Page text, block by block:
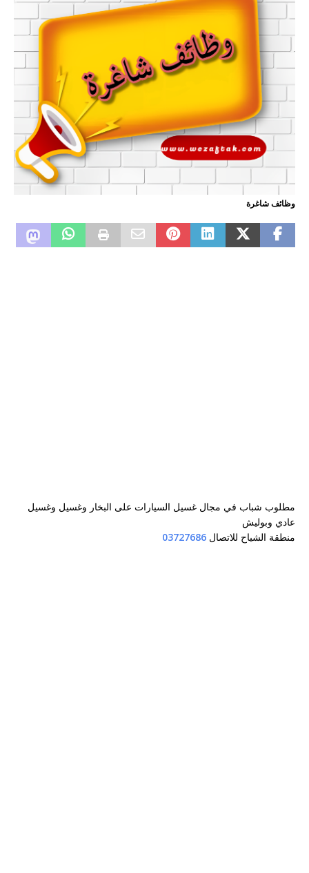
وظائف شاغرة
مطلوب شباب في مجال غسيل السيارات على البخار وغسيل وغسيل
عادي وبوليش
منطقة الشياح للاتصال 03727686